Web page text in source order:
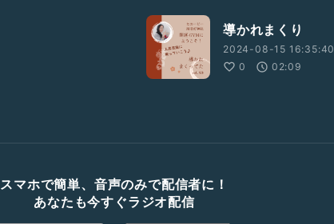
導かれまくり
2024-08-15 16:35:40
0
02:09
スマホで簡単、音声のみで配信者に！
あなたも今すぐラジオ配信